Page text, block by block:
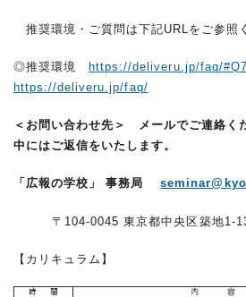
推奨環境・ご質問は下記URLをご参照
◎推奨環境 https://deliveru.jp/faq/#Q7
https://deliveru.jp/faq/
＜お問い合わせ先＞ メールでご連絡く
中にはご返信をいたします。
「広報の学校」 事務局
〒104-0045 東京都中央区築地1-
【カリキュラム】